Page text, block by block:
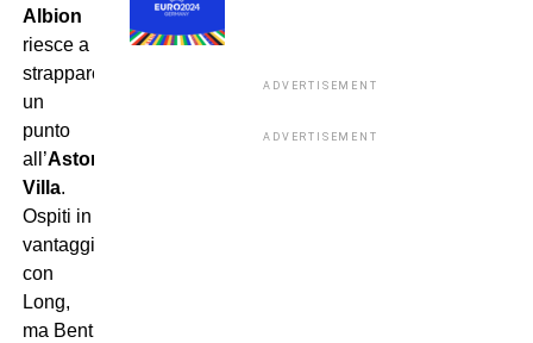
Albion
riesce a
strappare
un
punto
all’Aston
Villa.
Ospiti in
vantaggio
con
Long,
ma Bent
ADVERTISEMENT
ADVERTISEMENT